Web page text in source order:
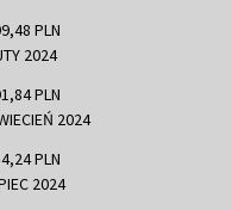
PLN
2024
PLN
2024
PLN
2024